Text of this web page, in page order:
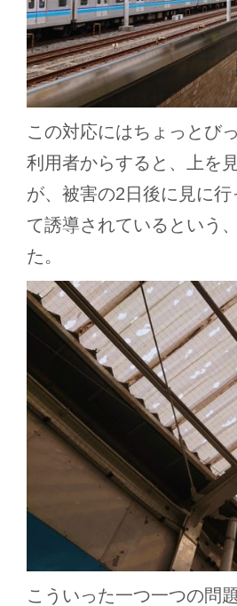
この対応にはちょっとび
利用者からすると、上を
が、被害の2日後に見に
て誘導されているという
た。
こういった一つ一つの問